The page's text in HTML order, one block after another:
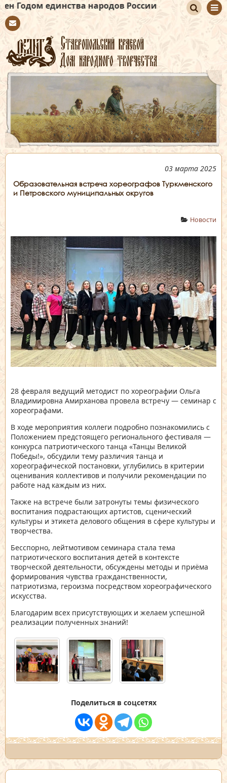
народов России
tact
иск
03 марта 2025
Образовательная встреча хореографов Туркменского
и Петровского муниципальных округов
Новости
28 февраля ведущий методист по хореографии Ольга
Владимировна Амирханова провела встречу — семинар с
хореографами.
В ходе мероприятия коллеги подробно познакомились с
Положением предстоящего регионального фестиваля —
конкурса патриотического танца «Танцы Великой
Победы!», обсудили тему различия танца и
хореографической постановки, углубились в критерии
оценивания коллективов и получили рекомендации по
работе над каждым из них.
Также на встрече были затронуты темы физического
воспитания подрастающих артистов, сценический
культуры и этикета делового общения в сфере культуры и
творчества.
Бесспорно, лейтмотивом семинара стала тема
патриотического воспитания детей в контексте
творческой деятельности, обсуждены методы и приёма
формирования чувства гражданственности,
патриотизма, героизма посредством хореографического
искусства.
Благодарим всех присутствующих и желаем успешной
реализации полученных знаний!
Поделиться в соцсетях